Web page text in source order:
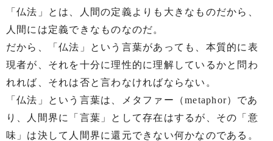
「仏法」とは、人間の定義よりも大きなものだから、
人間には定義できなものなのだ。
だから、「仏法」という言葉があっても、本質的に表
現者が、それを十分に理性的に理解しているかと問わ
れれば、それは否と言わなければならない。
「仏法」という言葉は、メタファー（metaphor）であ
り、人間界に「言葉」として存在はするが、その「意
味」は決して人間界に還元できない何かなのである。